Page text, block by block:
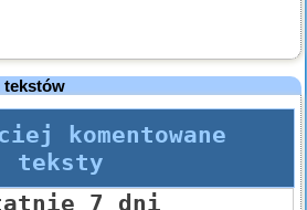
tekstów
komentowane
teksty
7 dni